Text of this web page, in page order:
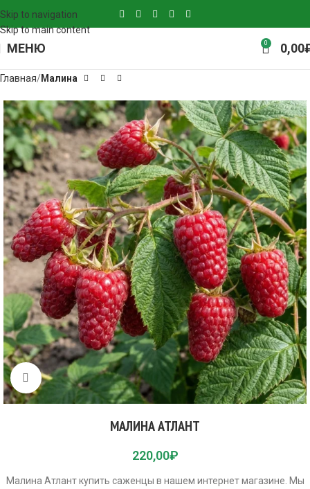
Skip to navigation
Skip to main content
МЕНЮ 0 0,00
Главная Малина
Click to enlarge
МАЛИНА АТЛАНТ
220,00₽
Малина Атлант купить саженцы в нашем интернет магазине. Мы